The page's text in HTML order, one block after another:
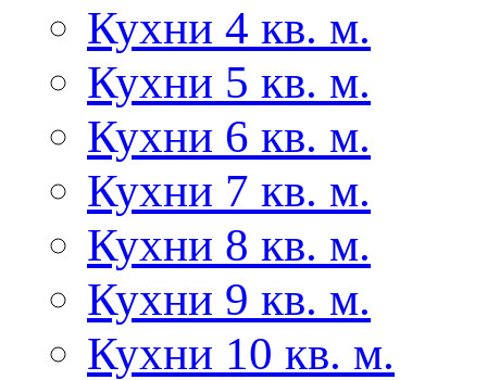
Кухни 4 кв. м.
Кухни 5 кв. м.
Кухни 6 кв. м.
Кухни 7 кв. м.
Кухни 8 кв. м.
Кухни 9 кв. м.
Кухни 10 кв. м.